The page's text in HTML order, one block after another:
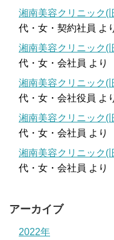
湘南美容クリニック(
代・女・契約社員 よ
湘南美容クリニック(
代・女・会社員 より
湘南美容クリニック(
代・女・会社役員 よ
湘南美容クリニック(
代・女・会社員 より
湘南美容クリニック(
代・女・会社員 より
アーカイブ
2022年